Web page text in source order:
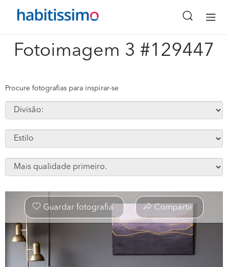
Fotoimagem 3 #129447
x
Procure fotografias para inspirar-se
Guardar fotografia Compartir